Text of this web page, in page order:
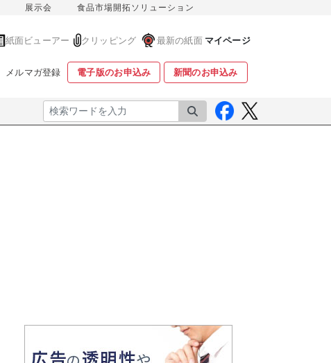
展示会 食品市場開拓ソリューション
紙面ビューアー クリッピング 最新の紙面 マイページ
メルマガ登録 電子版のお申込み 新聞のお申込み
検索